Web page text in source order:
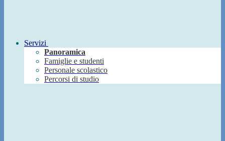
Servizi
Panoramica
Famiglie e studenti
Personale scolastico
Percorsi di studio